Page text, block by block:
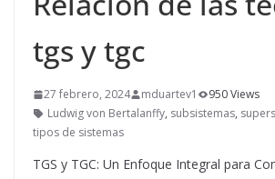
tgs y tgc
27 febrero, 2024 mduartev1
950 Views
Ludwig von Bertalanffy, subsistemas,
tipos de sistemas
TGS y TGC: Un Enfoque Integral para